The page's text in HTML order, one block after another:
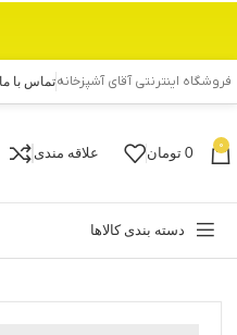
فروشگاه اینترنتی آقای آشپزخانهتماس با ما
0
0 تومان علاقه مندی
دسته بندی کالاها